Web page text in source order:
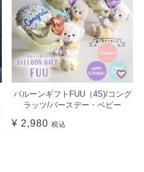
バルーンギフトFUU（4S)/コング
ラッツ/バースデー・ベビー
¥ 2,980 税込